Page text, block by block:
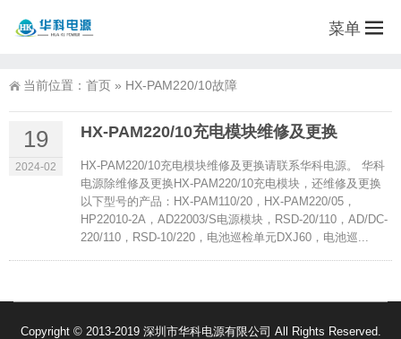
菜单
当前位置： 首页 » HX-PAM220/10故障
19
2024-02
HX-PAM220/10充电模块维修及更换
HX-PAM220/10充电模块维修及更换请联系华科电源。 华科
电源除维修及更换HX-PAM220/10充电模块，还维修及更换
以下型号的产品：HX-PAM110/20，HX-PAM220/05，
HP22010-2A，AD22003/S电源模块，RSD-20/110，AD/DC-
220/110，RSD-10/220，电池巡检单元DXJ60，电池巡...
Copyright © 2013-2019 深圳市华科电源有限公司 All Rights Reserved.